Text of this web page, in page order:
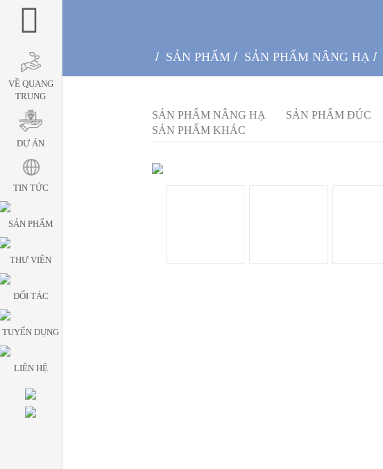
VỀ QUANG
TRUNG
DỰ ÁN
TIN TỨC
SẢN PHẨM
THƯ VIỆN
ĐỐI TÁC
TUYỂN DỤNG
LIÊN HỆ
/ SẢN PHẨM/ SẢN PHẨM NÂNG HẠ/
SẢN PHẨM NÂNG HẠ SẢN PHẨM ĐÚC
SẢN PHẨM KHÁC